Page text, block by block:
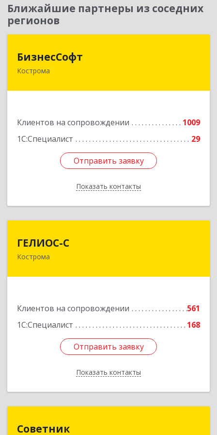
Ближайшие партнеры из соседних
регионов
БизнесСофт
Кострома
Клиентов на сопровождении
1009
1С:Специалист
29
Отправить заявку
Показать контакты
Отправить заявку
Назад
ГЕЛИОС-С
Кострома
Клиентов на сопровождении
561
1С:Специалист
168
Отправить заявку
Показать контакты
156026, Костромская обл, г.о. город Кострома,
Отправить заявку
Назад
Советник